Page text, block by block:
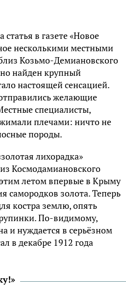
в газете «Новое
несколькими местными
Козьмо-Демиановского
найден крупный
настоящей сенсацией.
желающие
специалисты,
плечами: ничто не
породы.
лихорадка»
Космодамиановского
летом впервые в Крыму
самородков золота. Теперь
костра землю, опять
По-видимому,
и нуждается в серьёзном
в декабре 1912 года